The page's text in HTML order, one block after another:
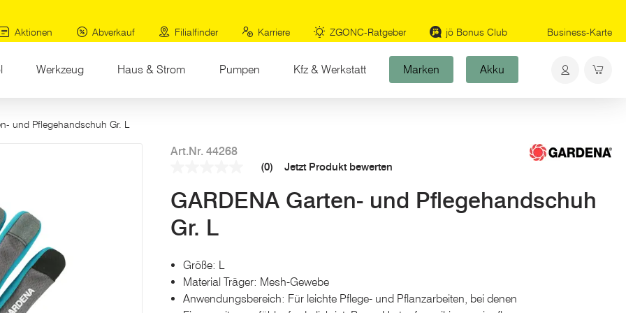
Aktionen
Abverkauf Filialfinder Karriere ZGONC-Ratgeber jö Bonus Club Business-Karte
Werkzeug Haus & Strom Pumpen Kfz & Werkstatt Marken Akku
und Pflegehandschuh Gr. L
Art.Nr. 44268
Link
auf
derselben
Seite.
(0) Jetzt Produkt bewerten
GARDENA Garten- und Pflegehandschuh
Gr. L
Größe: L
Material Träger: Mesh-Gewebe
Anwendungsbereich: Für leichte Pflege- und Pflanzarbeiten, bei denen